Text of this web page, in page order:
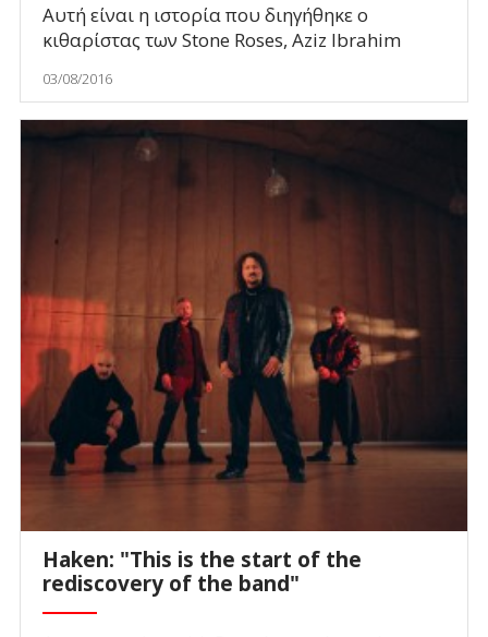
Αυτή είναι η ιστορία που διηγήθηκε ο
κιθαρίστας των Stone Roses, Aziz Ibrahim
03/08/2016
Haken: "This is the start of the
rediscovery of the band"